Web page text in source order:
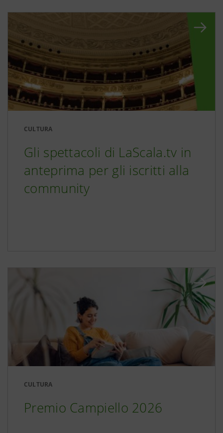
CULTURA
Gli spettacoli di LaScala.tv in
anteprima per gli iscritti alla
community
CULTURA
Premio Campiello 2026